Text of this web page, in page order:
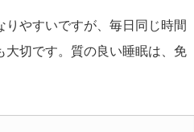
やすいですが、毎日同じ時間
切です。質の良い睡眠は、免